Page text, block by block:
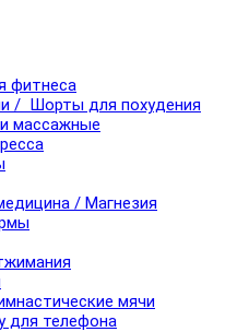
фитнеса
/ Шорты для похудения
массажные
/ Магнезия
мячи
для телефона